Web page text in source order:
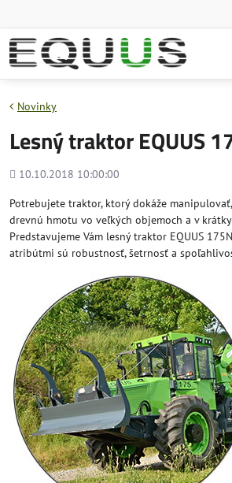
Novinky
Lesný traktor EQUUS
Pridané
10.10.2018 10:00:00
Potrebujete traktor, ktorý dokáže
drevnú hmotu vo veľkých objemoch a v
Predstavujeme Vám lesný traktor EQUUS
atribútmi sú robustnosť, šetrnosť a